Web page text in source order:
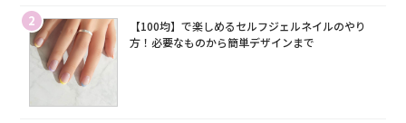
2
【100均】で楽しめるセルフジェルネイルのやり
方！必要なものから簡単デザインまで